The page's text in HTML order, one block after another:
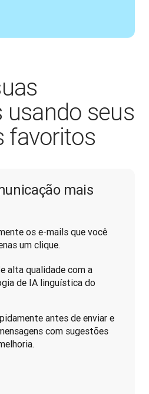
usando seus
favoritos
mais
os e-mails que você
um clique.
alta qualidade com a
de IA linguística do
antes de enviar e
com sugestões